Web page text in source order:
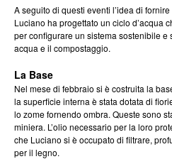
A seguito di questi eventi l’idea di
Luciano ha progettato un ciclo d’acqua
per configurare un sistema sostenibile
acqua e il compostaggio.
La Base
Nel mese di febbraio si è costruita la
la superficie interna è stata dotata di
lo zome fornendo ombra. Queste sono
miniera. L’olio necessario per la loro
che Luciano si è occupato di filtrare,
per il legno.